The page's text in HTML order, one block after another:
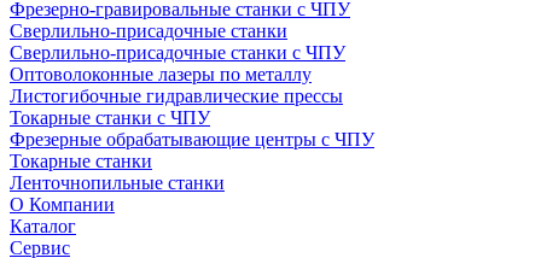
Фрезерно-гравировальные станки с ЧПУ
Сверлильно-присадочные станки
Сверлильно-присадочные станки с ЧПУ
Оптоволоконные лазеры по металлу
Листогибочные гидравлические прессы
Токарные станки с ЧПУ
Фрезерные обрабатывающие центры с ЧПУ
Токарные станки
Ленточнопильные станки
О Компании
Каталог
Сервис